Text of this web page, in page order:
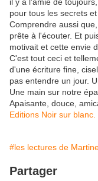
pour tous les secrets
Comprendre aussi
prête à l'écouter. Et
motivait et cette envie
C'est tout ceci et
d'une écriture fine,
pas entendre un jour.
Une main sur notre
Apaisante, douce,
Editions Noir sur
#les lectures de
Partager